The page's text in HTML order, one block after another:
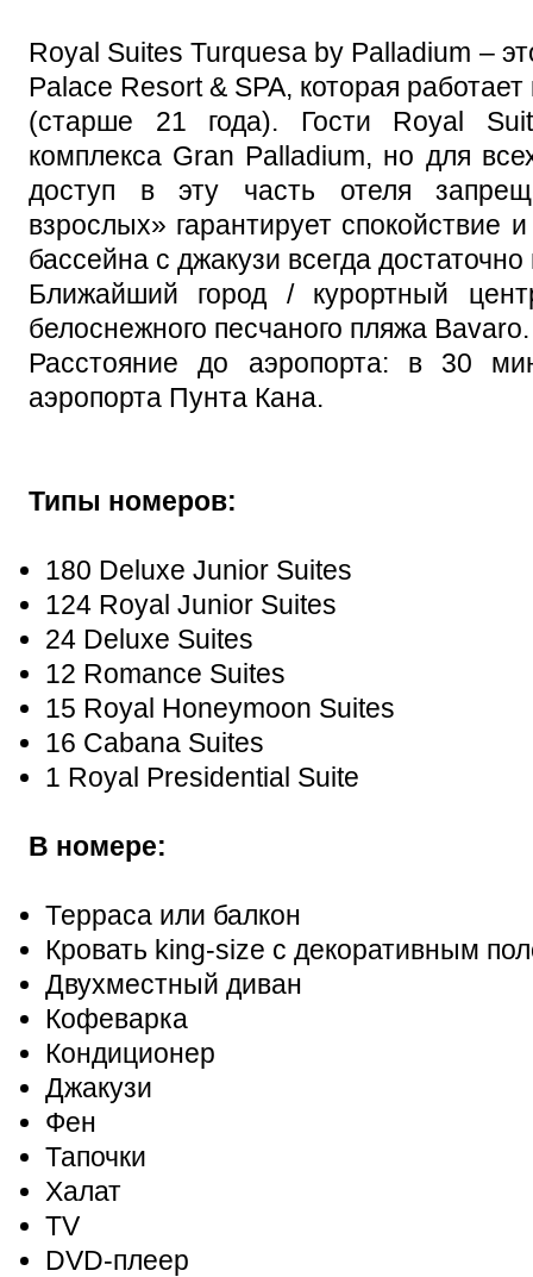
Royal Suites Turquesa by Palladium –
Palace Resort & SPA, которая
(старше 21 года). Гости Royal
комплекса Gran Palladium, но для
доступ в эту часть отеля
взрослых» гарантирует спокойствие
бассейна с джакузи всегда
Ближайший город / курортный
белоснежного песчаного пляжа Bavaro.
Расстояние до аэропорта: в 30
аэропорта Пунта Кана.
Типы номеров:
180 Deluxe Junior Suites
124 Royal Junior Suites
24 Deluxe Suites
12 Romance Suites
15 Royal Honeymoon Suites
16 Cabana Suites
1 Royal Presidential Suite
В номере:
Терраса или балкон
Кровать king-size c декоративным
Двухместный диван
Кофеварка
Кондиционер
Джакузи
Фен
Тапочки
Халат
TV
DVD-плеер